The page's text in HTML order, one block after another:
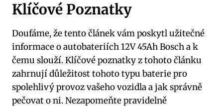
Klíčové Poznatky
Doufáme, že tento článek vám poskytl užitečné
informace o autobateriích 12V 45Ah Bosch a k
čemu slouží. Klíčové poznatky z tohoto článku
zahrnují důležitost tohoto typu baterie pro
spolehlivý provoz vašeho vozidla a jak správně
pečovat o ni. Nezapomeňte pravidelně